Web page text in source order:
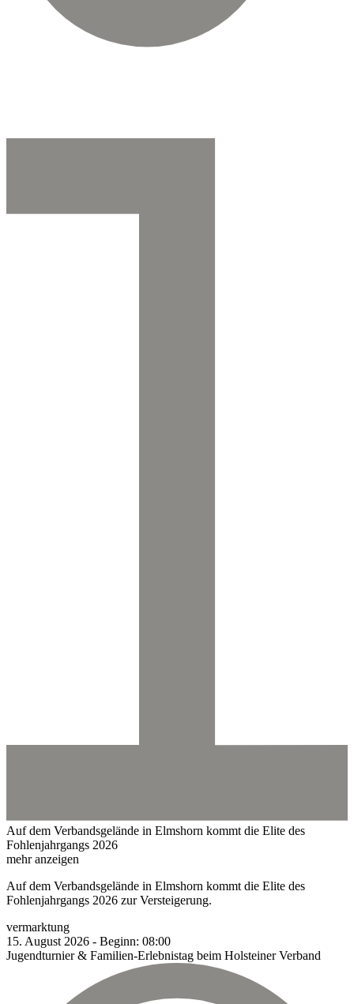
Auf dem Verbandsgelände in Elmshorn kommt die Elite des
Fohlenjahrgangs 2026
mehr anzeigen
Auf dem Verbandsgelände in Elmshorn kommt die Elite des
Fohlenjahrgangs 2026 zur Versteigerung.
vermarktung
15. August 2026 - Beginn: 08:00
Jugendturnier & Familien-Erlebnistag beim Holsteiner Verband